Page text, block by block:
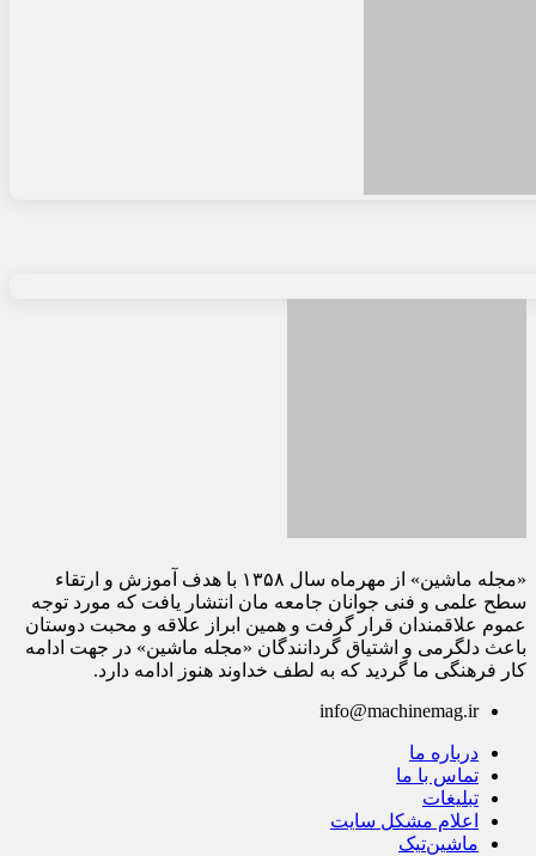
«مجله ماشین» از مهرماه سال ۱۳۵۸ با هدف آموزش و ارتقاء
سطح علمی و فنی جوانان جامعه مان انتشار یافت که مورد توجه
عموم علاقمندان قرار گرفت و همین ابراز علاقه و محبت دوستان
باعث دلگرمی و اشتیاق گردانندگان «مجله ماشین» در جهت ادامه
کار فرهنگی ما گردید که به لطف خداوند هنوز ادامه دارد.
info@machinemag.ir
درباره ما
تماس با ما
تبلیغات
اعلام مشکل سایت
ماشین‌تیک